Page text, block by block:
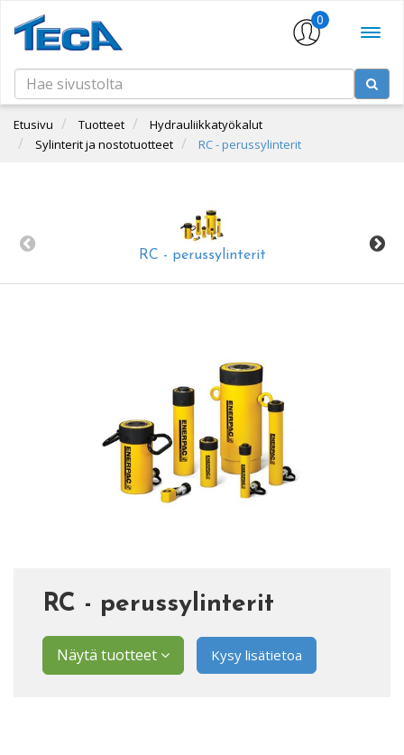
0
Etusivu Tuotteet
Hydrauliikkatyökalut
Sylinterit ja nostotuotteet
RC - perussylinterit
RC - perussylinterit
RC - perussylinterit
Näytä tuotteet Kysy lisätietoa